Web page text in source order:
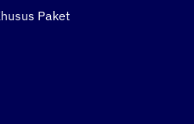
Paket